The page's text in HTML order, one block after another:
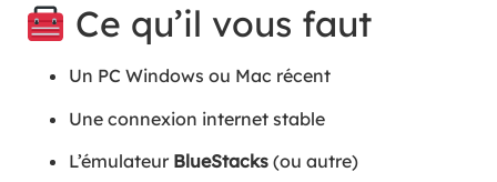
Ce qu’il vous faut
Un PC Windows ou Mac récent
Une connexion internet stable
L’émulateur BlueStacks (ou autre)